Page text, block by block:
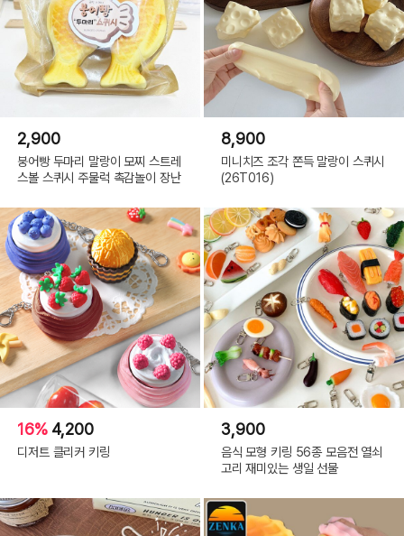
2,900
붕어빵 두마리 말랑이 모찌 스트레
스볼 스퀴시 주물럭 촉감놀이 장난
8,900
미니치즈 조각 쫀득 말랑이 스퀴시
(26T016)
16% 4,200
디저트 클리커 키링
3,900
음식 모형 키링 56종 모음전 열쇠
고리 재미있는 생일 선물